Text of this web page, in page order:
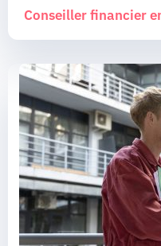
Conseiller financier